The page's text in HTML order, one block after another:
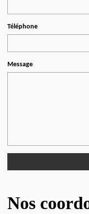
Téléphone
Message
Nos